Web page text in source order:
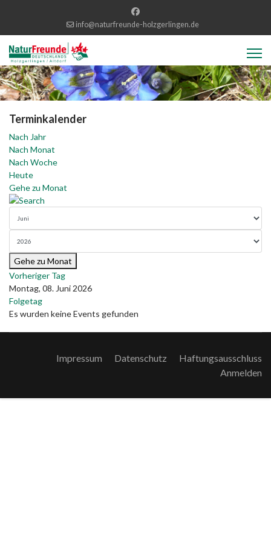
info@naturfreunde-holzgerlingen.de
Terminkalender
Nach Jahr
Nach Monat
Nach Woche
Heute
Gehe zu Monat
Gehe zu Monat
Vorheriger Tag
Montag, 08. Juni 2026
Folgetag
Es wurden keine Events gefunden
Impressum Datenschutz
Haftungsausschluss
Anmelden